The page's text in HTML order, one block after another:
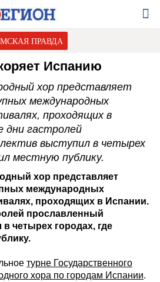
ПРАВДА
Испанию
хор представляет
международных
проходящих в
дни гастролей
выступил в четырех
местную публику.
хор представляет
международных
проходящих в Испании.
прославленный
четырех городах, где
турне Государственного
хора по городам Испании.